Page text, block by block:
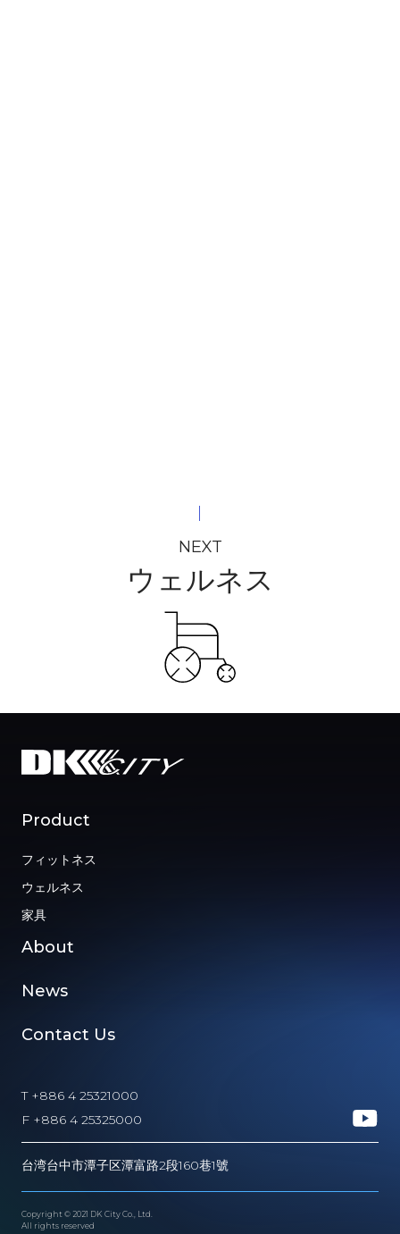
NEXT
ウェルネス
Product
フィットネス
ウェルネス
家具
About
News
Contact Us
T +886 4 25321000
F +886 4 25325000
台湾台中市潭子区潭富路2段160巷1號
Copyright © 2021 DK City Co., Ltd.
All rights reserved